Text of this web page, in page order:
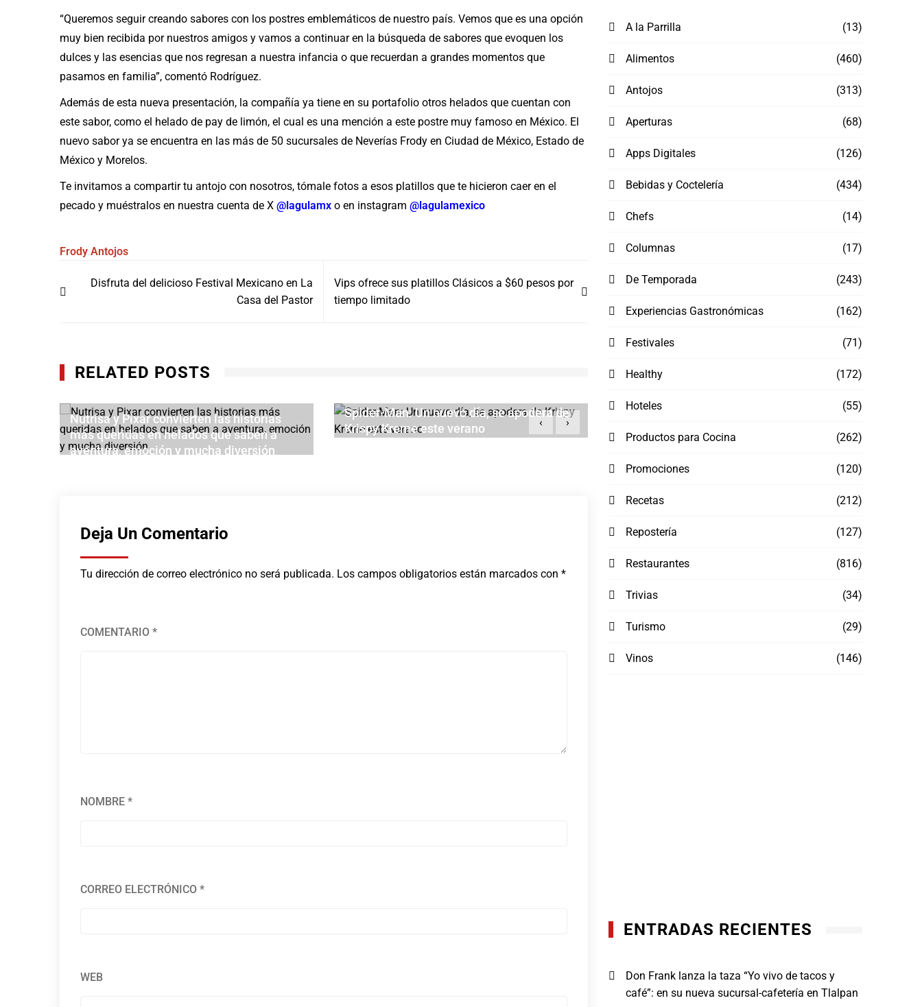
“Queremos seguir creando sabores con los postres emblemáticos de nuestro país. Vemos que es una opción
muy bien recibida por nuestros amigos y vamos a continuar en la búsqueda de sabores que evoquen los
dulces y las esencias que nos regresan a nuestra infancia o que recuerdan a grandes momentos que
pasamos en familia”, comentó Rodríguez.
Además de esta nueva presentación, la compañía ya tiene en su portafolio otros helados que cuentan con
este sabor, como el helado de pay de limón, el cual es una mención a este postre muy famoso en México. El
nuevo sabor ya se encuentra en las más de 50 sucursales de Neverías Frody en Ciudad de México, Estado de
México y Morelos.
Te invitamos a compartir tu antojo con nosotros, tómale fotos a esos platillos que te hicieron caer en el
pecado y muéstralos en nuestra cuenta de X @lagulamx o en instagram @lagulamexico
Frody Antojos
Navegación
de
Disfruta del delicioso Festival Mexicano en La
Casa del Pastor
Vips ofrece sus platillos Clásicos a $60 pesos por
tiempo limitado
RELATED POSTS
Nutrisa y Pixar convierten las historias
más queridas en helados que saben a
aventura, emoción y mucha diversión
Spider-Man: Un nuevo día, se apodera de
Krispy Kreme este verano
combo más refrescante: bebidas frozen
JULIO 16, 2026
‹ ›
Deja Un Comentario
Tu dirección de correo electrónico no será publicada. Los campos obligatorios están marcados con *
COMENTARIO *
NOMBRE *
CORREO ELECTRÓNICO *
WEB
A la Parrilla (13)
Alimentos (460)
Antojos (313)
Aperturas (68)
Apps Digitales (126)
Bebidas y Coctelería (434)
Chefs (14)
Columnas (17)
De Temporada (243)
Experiencias Gastronómicas (162)
Festivales (71)
Healthy (172)
Hoteles (55)
Productos para Cocina (262)
Promociones (120)
Recetas (212)
Repostería (127)
Restaurantes (816)
Trivias (34)
Turismo (29)
Vinos (146)
ENTRADAS RECIENTES
Don Frank lanza la taza “Yo vivo de tacos y
café”: en su nueva sucursal-cafetería en Tlalpan